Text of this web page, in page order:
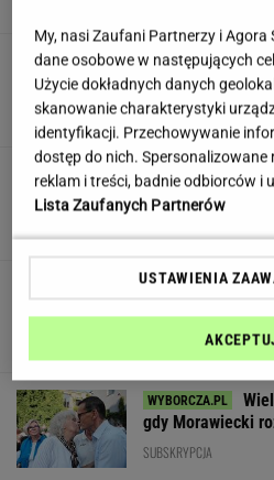
Nie
świetnych
KLAUDIA KIERZKOWSKA
Szybka Piątka
omnibusa, 5/5 nie
Soczewki
MATERIAŁ PROMOCYJNY
gdy Morawiecki
SUBSKRYPCJA
My, nasi Zaufani Partnerzy i
dane osobowe w następujących
Użycie dokładnych danych
skanowanie charakterystyki
identyfikacji. Przechowywanie
dostęp do nich. Spersonalizowane
reklam i treści, badnie odbiorców i
Lista Zaufanych Partnerów
USTAWIENIA